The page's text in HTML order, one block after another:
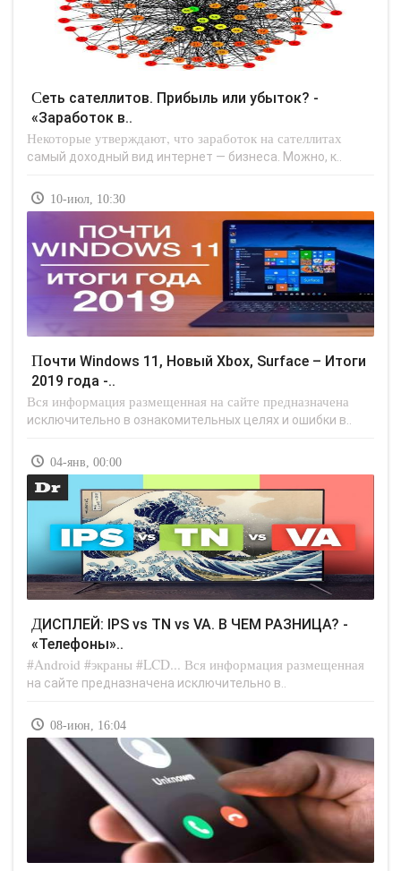
Сеть сателлитов. Прибыль или убыток? -
«Заработок в..
Некоторые утверждают, что заработок на сателлитах
самый доходный вид интернет — бизнеса. Можно, к..
10-июл, 10:30
Почти Windows 11, Новый Xbox, Surface – Итоги
2019 года -..
Вся информация размещенная на сайте предназначена
исключительно в ознакомительных целях и ошибки в..
04-янв, 00:00
ДИСПЛЕЙ: IPS vs TN vs VA. В ЧЕМ РАЗНИЦА? -
«Телефоны»..
#Android #экраны #LCD... Вся информация размещенная
на сайте предназначена исключительно в..
08-июн, 16:04